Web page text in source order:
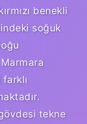
benekli
soğuk
gövdesi tekne